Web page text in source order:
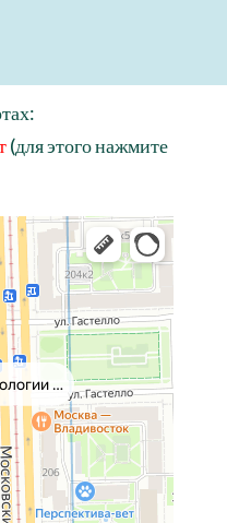
(для этого нажмите